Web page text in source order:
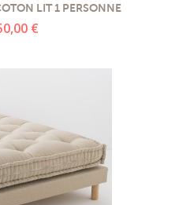
LIT 1 PERSONNE
€